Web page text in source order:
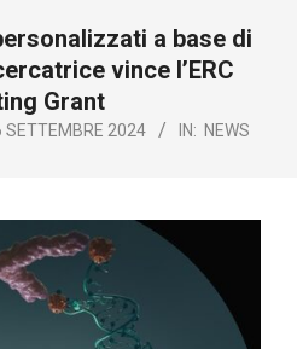
a base di
vince l’ERC
Grant
SETTEMBRE 2024 IN: NEWS